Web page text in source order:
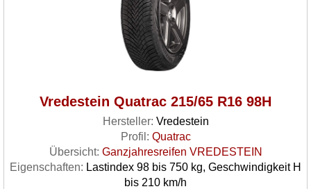
Vredestein Quatrac 215/65 R16 98H
Hersteller: Vredestein
Profil: Quatrac
Übersicht: Ganzjahresreifen VREDESTEIN
Eigenschaften: Lastindex 98 bis 750 kg, Geschwindigkeit H
bis 210 km/h